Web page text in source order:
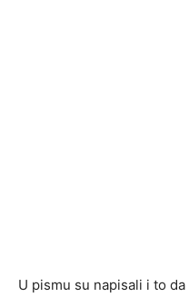
U pismu su napisali i to